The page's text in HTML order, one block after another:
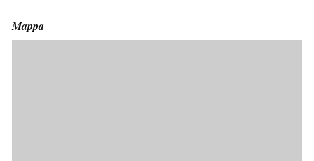
Mappa